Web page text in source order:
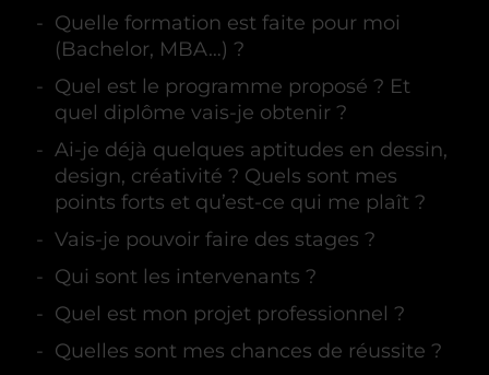
Quelle formation est faite pour moi
(Bachelor, MBA…) ?
Quel est le programme proposé ? Et
quel diplôme vais-je obtenir ?
Ai-je déjà quelques aptitudes en dessin,
design, créativité ? Quels sont mes
points forts et qu’est-ce qui me plaît ?
Vais-je pouvoir faire des stages ?
Qui sont les intervenants ?
Quel est mon projet professionnel ?
Quelles sont mes chances de réussite ?